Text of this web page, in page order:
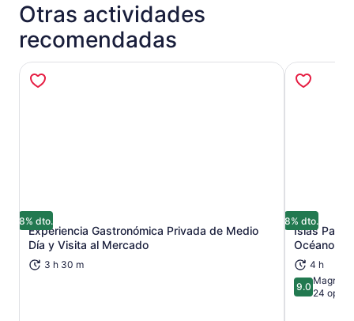
Otras actividades
recomendadas
8% dto.
Experiencia Gastronómica Privada de Medio
Día y Visita al Mercado
3 h 30 m
Se abrirá en una nueva pestaña
8% dto.
Islas
Océano
4 h
9.09.0 de 10
24